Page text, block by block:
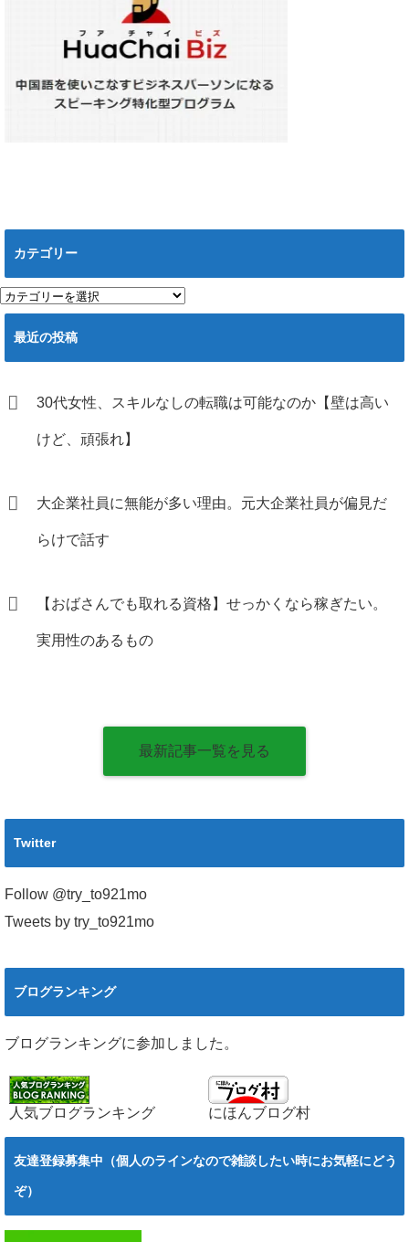
カテゴリー
カ
テ
最近の投稿
30代女性、スキルなしの転職は可能なのか【壁は高い
けど、頑張れ】
大企業社員に無能が多い理由。元大企業社員が偏見だ
らけで話す
【おばさんでも取れる資格】せっかくなら稼ぎたい。
実用性のあるもの
最新記事一覧を見る
Twitter
Follow @try_to921mo
Tweets by try_to921mo
ブログランキング
ブログランキングに参加しました。
人気ブログランキング にほんブログ村
友達登録募集中（個人のラインなので雑談したい時にお気軽にどう
ぞ）